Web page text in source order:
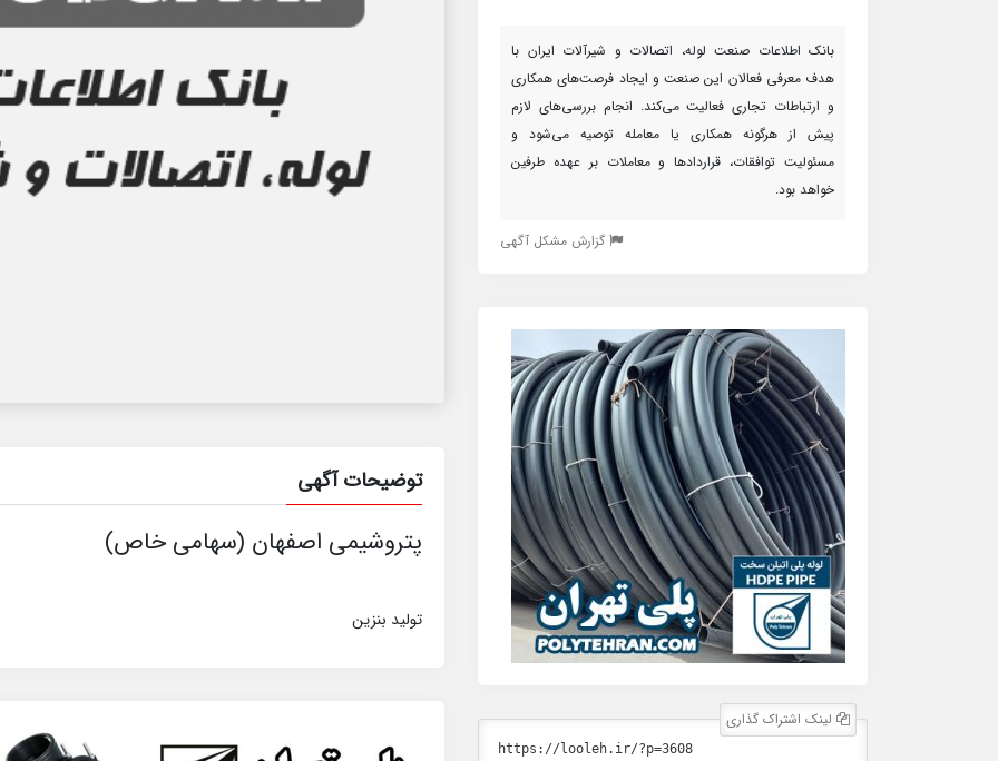
بانک اطلاعات صنعت لوله، اتصالات و شیرآلات ایران با
هدف معرفی فعالان این صنعت و ایجاد فرصت‌های همکاری
و ارتباطات تجاری فعالیت می‌کند. انجام بررسی‌های لازم
پیش از هرگونه همکاری یا معامله توصیه می‌شود و
مسئولیت توافقات، قراردادها و معاملات بر عهده طرفین
خواهد بود.
گزارش مشکل آگهی
لینک اشتراک گذاری
توضیحات آگهی
پتروشیمی اصفهان (سهامی خاص)
تولید بنزین